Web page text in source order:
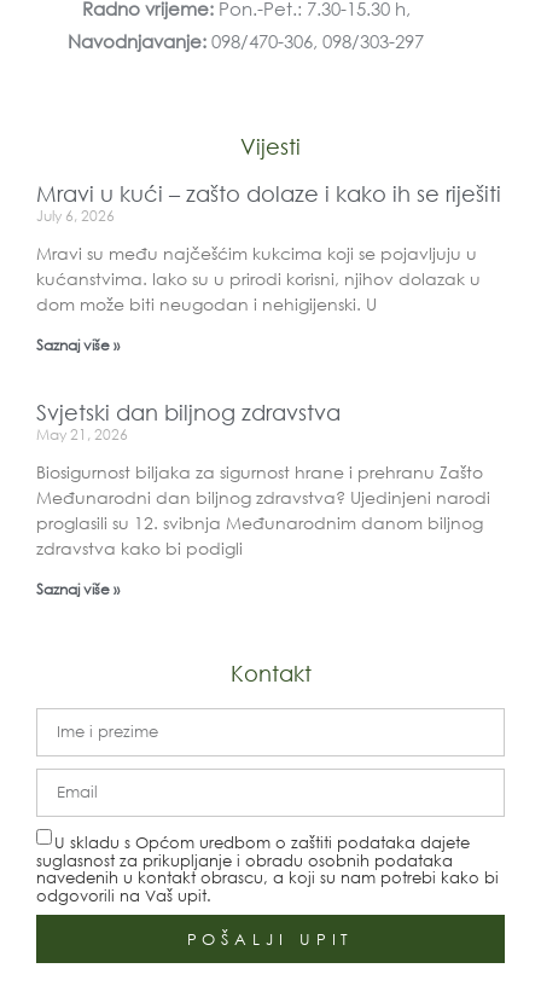
Radno vrijeme: Pon.-Pet.: 7.30-15.30 h,
Navodnjavanje:098/470-306, 098/303-297
Vijesti
Mravi u kući – zašto dolaze i kako ih se riješiti
July 6, 2026
Mravi su među najčešćim kukcima koji se pojavljuju u
kućanstvima. Iako su u prirodi korisni, njihov dolazak u
dom može biti neugodan i nehigijenski. U
Saznaj više »
Svjetski dan biljnog zdravstva
May 21, 2026
Biosigurnost biljaka za sigurnost hrane i prehranu Zašto
Međunarodni dan biljnog zdravstva? Ujedinjeni narodi
proglasili su 12. svibnja Međunarodnim danom biljnog
zdravstva kako bi podigli
Saznaj više »
Kontakt
U skladu s Općom uredbom o zaštiti podataka dajete
suglasnost za prikupljanje i obradu osobnih podataka
navedenih u kontakt obrascu, a koji su nam potrebi kako bi
odgovorili na Vaš upit.
POŠALJI UPIT